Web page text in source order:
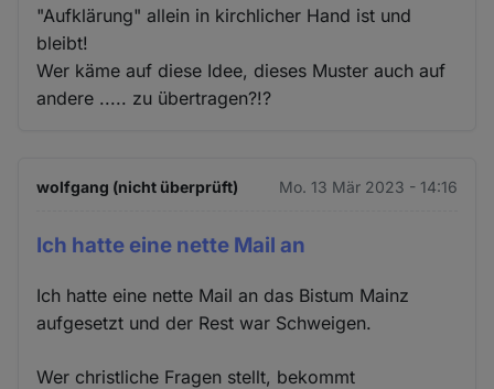
"Aufklärung" allein in kirchlicher Hand ist und
bleibt!
Wer käme auf diese Idee, dieses Muster auch auf
andere ..... zu übertragen?!?
wolfgang (nicht überprüft) Mo. 13 Mär 2023 - 14:16
Ich hatte eine nette Mail an
Ich hatte eine nette Mail an das Bistum Mainz
aufgesetzt und der Rest war Schweigen.
Wer christliche Fragen stellt, bekommt